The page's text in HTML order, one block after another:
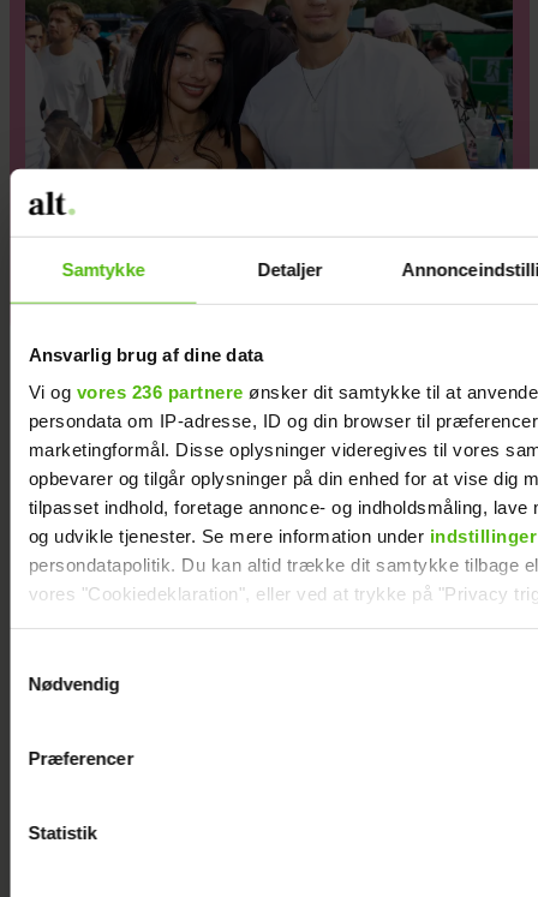
Samtykke Detaljer
Ansvarlig brug af dine data
Vi og vores 236 partnere ønsker dit samtykke til at
persondata om IP-adresse, ID og din browser til
marketingformål. Disse oplysninger videregives til vores
opbevarer og tilgår oplysninger på din enhed for at vise dig
tilpasset indhold, foretage annonce- og indholdsmåling, lave
og udvikle tjenester. Se mere information under indstillinger
persondatapolitik. Du kan altid trække dit samtykke tilbage
vores "Cookiedeklaration", eller ved at trykke på "Privacy
Vi anvender egne cookies og cookies fra tredjeparter til at
generere statistik og huske dine præferencer samt til brug
Nødvendig
Præferencer
Statistik
Bekræfter brud: Rosa og Emilio er gået fra
hinanden
Astrid Olsen starter
kæresten